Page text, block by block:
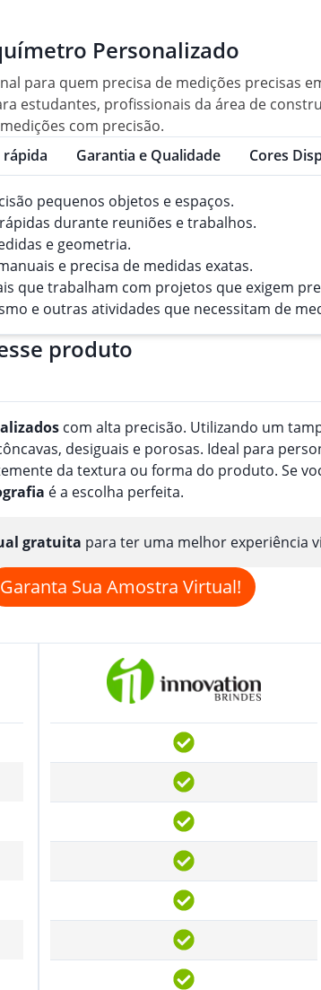
Personalizado
para quem precisa de medições precisas
estudantes, profissionais da área de
com precisão.
rápida Garantia e Qualidade Cores
pequenos objetos e espaços.
durante reuniões e trabalhos.
e geometria.
e precisa de medidas exatas.
que trabalham com projetos que exigem
e outras atividades que necessitam de
produto
s com alta precisão. Utilizando um
desiguais e porosas. Ideal para
da textura ou forma do produto. Se
é a escolha perfeita.
gratuita para ter uma melhor experiência
Garanta Sua Amostra Virtual!